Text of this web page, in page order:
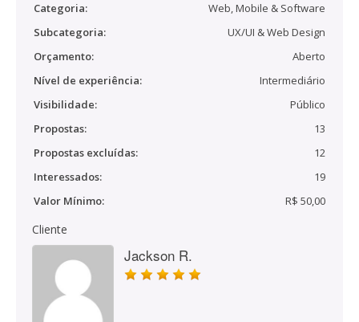
Categoria:
Web, Mobile & Software
Subcategoria:
UX/UI & Web Design
Orçamento:
Aberto
Nível de experiência:
Intermediário
Visibilidade:
Público
Propostas:
13
Propostas excluídas:
12
Interessados:
19
Valor Mínimo:
R$ 50,00
Cliente
Jackson R.